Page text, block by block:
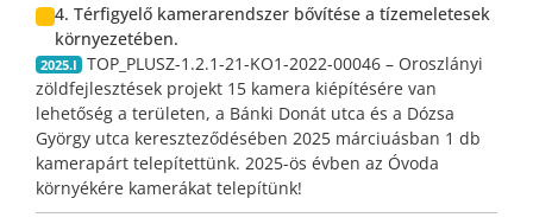
4. Térfigyelő kamerarendszer bővítése a tízemeletesek
környezetében.
2025.I
TOP_PLUSZ-1.2.1-21-KO1-2022-00046 – Oroszlányi
zöldfejlesztések projekt 15 kamera kiépítésére van
lehetőség a területen, a Bánki Donát utca és a Dózsa
György utca kereszteződésében 2025 márciuásban 1 db
kamerapárt telepítettünk. 2025-ös évben az Óvoda
környékére kamerákat telepítünk!